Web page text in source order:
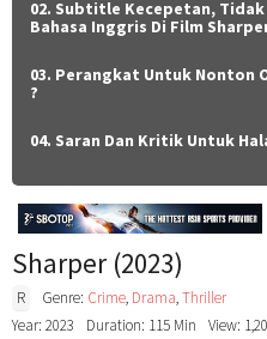
02. Subtitle Kecepetan, Tidak
Bahasa Inggris Di Film
03. Perangkat Untuk Nonton
?
04. Saran Dan Kritik Untuk
Sharper (2023)
R Genre: Crime, Drama,Thriller
Year: 2023
Duration: 115 Min View: